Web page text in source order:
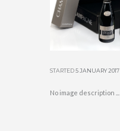
STARTED5 JANUARY 2017
No image description ...